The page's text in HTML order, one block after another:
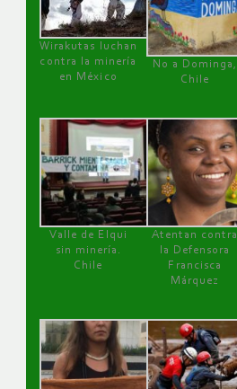
Wirakutas luchan
contra la minería
en México
No a Dominga,
Chile
Valle de Elqui
sin minería.
Chile
Atentan contra
la Defensora
Francisca
Márquez